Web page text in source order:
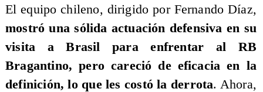
​El equipo chileno, dirigido por Fernando Díaz,
mostró una sólida actuación defensiva en su
visita a Brasil para enfrentar al RB
Bragantino, pero careció de eficacia en la
definición, lo que les costó la derrota. Ahora,